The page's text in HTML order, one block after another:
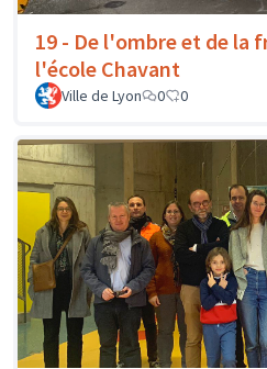
19 - De l'ombre et de la
l'école Chavant
Ville de Lyon 0 0